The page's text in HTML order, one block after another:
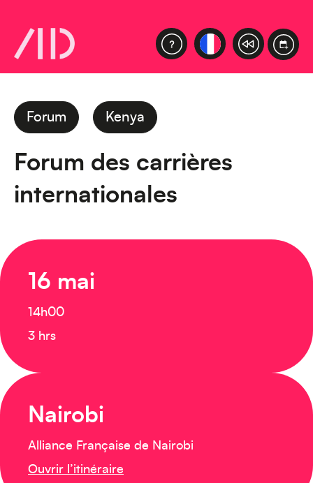
Forum Kenya
Forum des carrières
internationales
16 mai
14h00
3 hrs
Nairobi
Alliance Française de Nairobi
Ouvrir l’itinéraire
Créez votre événement